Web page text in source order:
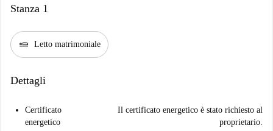
Stanza 1
airline_seat_flat Letto matrimoniale
Dettagli
Certificato
energetico
Il certificato energetico è stato richiesto al
proprietario.